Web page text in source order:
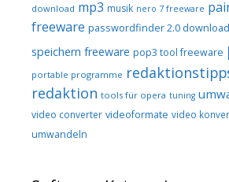
download mp3 musik nero 7 freeware
freeware passwordfinder 2.0 download
speichern freeware pop3 tool freeware
portable programme
redaktion tools für opera tuning
video converter videoformate video
umwandeln